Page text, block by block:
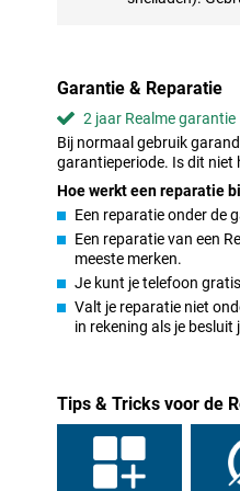
De Realme GT 7 Pro
Indrukwekkende
De camera’s van de
maakt van een prachtige
goed. Met verschillende
foto's direct kunt delen.
Perfect voor
Of je de Realme GT 7
je nodig hebt. Met
uitstekende keuze voor
Garantie & Reparatie
2 jaar Realme garantie
Bij normaal gebruik
garantieperiode. Is dit niet
Hoe werkt een reparatie
Een reparatie onder de
Een reparatie van een
meeste merken.
Je kunt je telefoon
Valt je reparatie niet
in rekening als je
Tips & Tricks voor de